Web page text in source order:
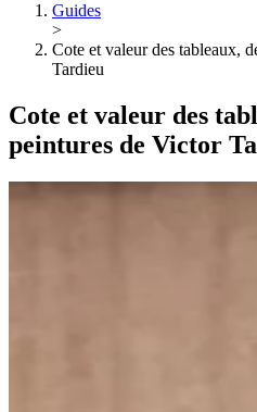
Guides
>
Cote et valeur des tableaux,
Tardieu
Cote et valeur des
peintures de Victor